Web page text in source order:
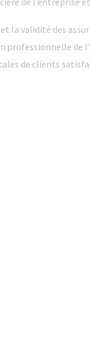
la validité des
professionnelle de
de clients